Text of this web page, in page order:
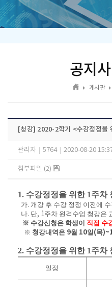
공지
게시판
[청강] 2020-2학기 <수강정정을
관리자 5764 2020-08-20
첨부파일 (2)
1. 수강정정을 위한 1주차
가. 개강 후 수강 정정 이전에
나. 단, 1주차 원격수업 청강은
※ 수강신청은 학생이 직접 수
※ 청강내역은 9월 10일 (목
2. 수강정정을 위한 1주차
일정